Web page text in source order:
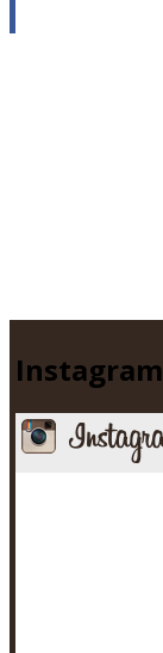
Instagram